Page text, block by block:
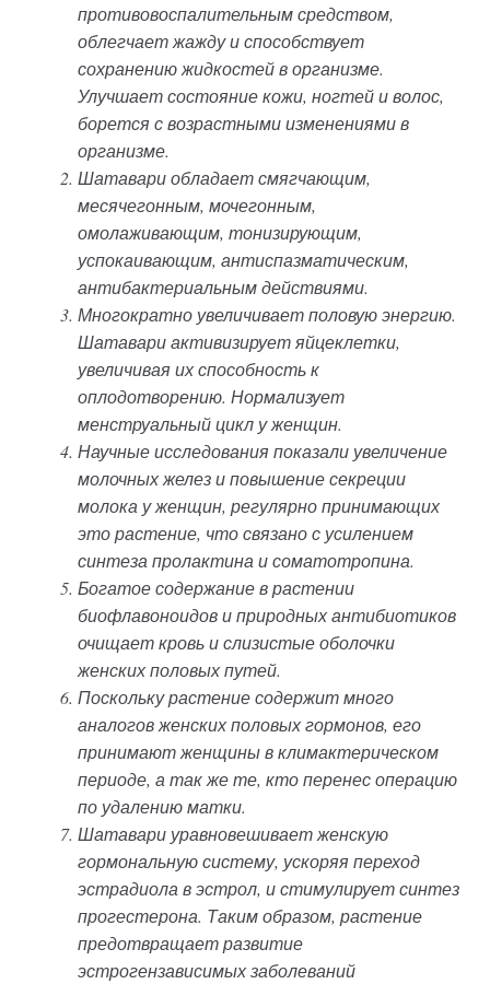
противовоспалительным средством,
облегчает жажду и способствует
сохранению жидкостей в организме.
Улучшает состояние кожи, ногтей и волос,
борется с возрастными изменениями в
организме.
Шатавари обладает смягчающим,
месячегонным, мочегонным,
омолаживающим, тонизирующим,
успокаивающим, антиспазматическим,
антибактериальным действиями.
Многократно увеличивает половую энергию.
Шатавари активизирует яйцеклетки,
увеличивая их способность к
оплодотворению. Нормализует
менструальный цикл у женщин.
Научные исследования показали увеличение
молочных желез и повышение секреции
молока у женщин, регулярно принимающих
это растение, что связано с усилением
синтеза пролактина и соматотропина.
Богатое содержание в растении
биофлавоноидов и природных антибиотиков
очищает кровь и слизистые оболочки
женских половых путей.
Поскольку растение содержит много
аналогов женских половых гормонов, его
принимают женщины в климактерическом
периоде, а так же те, кто перенес операцию
по удалению матки.
Шатавари уравновешивает женскую
гормональную систему, ускоряя переход
эстрадиола в эстрол, и стимулирует синтез
прогестерона. Таким образом, растение
предотвращает развитие
эстрогензависимых заболеваний